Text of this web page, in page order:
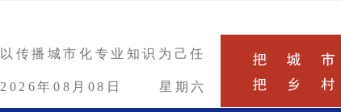
以传播城市化专业知识为己任
2026年08月08日 星期六